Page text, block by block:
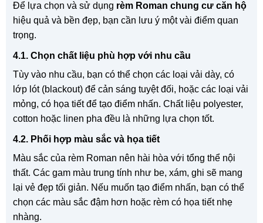
Để lựa chọn và sử dụng rèm Roman chung cư căn hộ
hiệu quả và bền đẹp, bạn cần lưu ý một vài điểm quan
trọng.
4.1. Chọn chất liệu phù hợp với nhu cầu
Tùy vào nhu cầu, bạn có thể chọn các loại vải dày, có
lớp lót (blackout) để cản sáng tuyệt đối, hoặc các loại vải
mỏng, có họa tiết để tạo điểm nhấn. Chất liệu polyester,
cotton hoặc linen pha đều là những lựa chọn tốt.
4.2. Phối hợp màu sắc và họa tiết
Màu sắc của rèm Roman nên hài hòa với tổng thể nội
thất. Các gam màu trung tính như be, xám, ghi sẽ mang
lại vẻ đẹp tối giản. Nếu muốn tạo điểm nhấn, bạn có thể
chọn các màu sắc đậm hơn hoặc rèm có họa tiết nhẹ
nhàng.